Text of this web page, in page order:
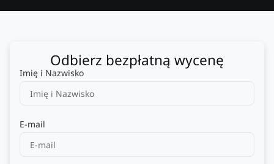
Odbierz bezpłatną wycenę
Imię i Nazwisko
E-mail